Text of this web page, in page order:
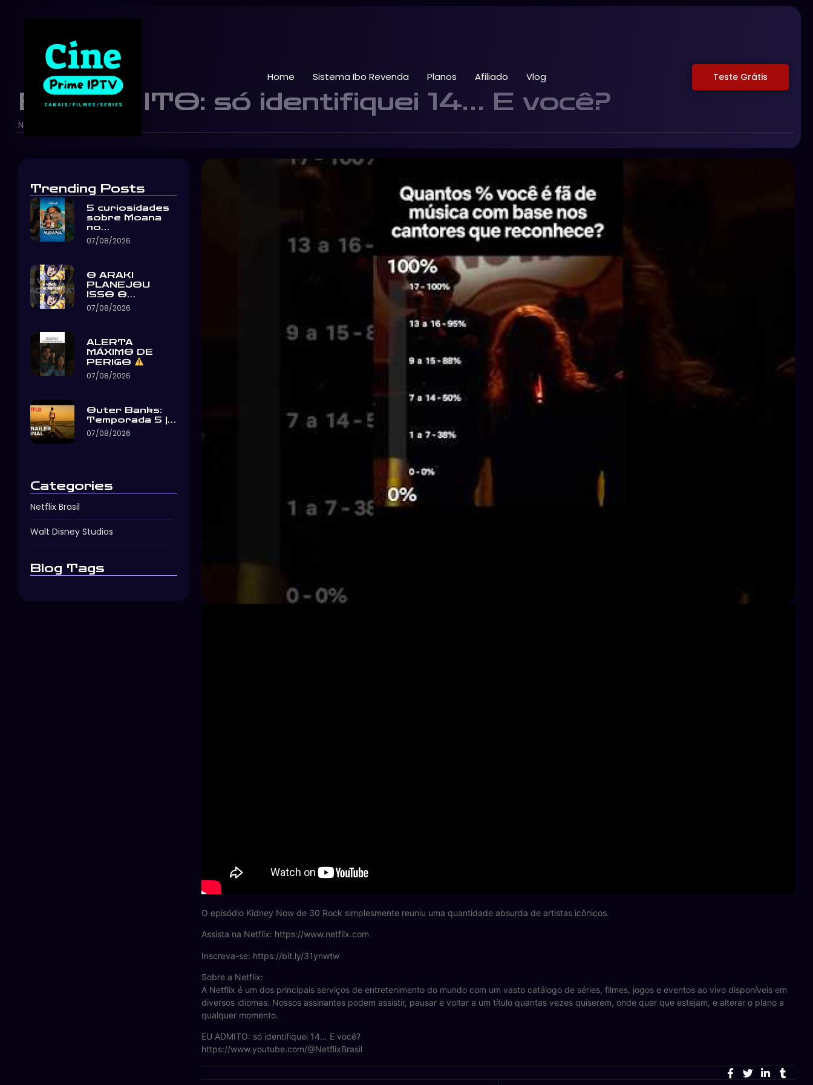
Home Sistema Ibo Revenda Planos Afiliado Vlog Teste Grátis
EU ADMITO: só identifiquei 14… E você?
Netflix Brasil
Trending Posts
5 curiosidades
sobre Moana
no…
07/08/2026
O ARAKI
PLANEJOU
ISSO O…
07/08/2026
ALERTA
MÁXIMO DE
PERIGO
07/08/2026
Outer Banks:
Temporada 5 |…
07/08/2026
Categories
Netflix Brasil
Walt Disney Studios
Blog Tags
O episódio Kidney Now de 30 Rock simplesmente reuniu uma quantidade absurda de artistas icônicos.
Assista na Netflix: https://www.netflix.com
Inscreva-se: https://bit.ly/31ynwtw
Sobre a Netflix:
A Netflix é um dos principais serviços de entretenimento do mundo com um vasto catálogo de séries, filmes, jogos e eventos ao vivo disponíveis em
diversos idiomas. Nossos assinantes podem assistir, pausar e voltar a um título quantas vezes quiserem, onde quer que estejam, e alterar o plano a
qualquer momento.
EU ADMITO: só identifiquei 14… E você?
https://www.youtube.com/@NetflixBrasil